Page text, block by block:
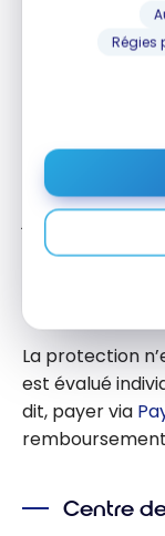
Régies
banques
en 1 à 2 jours
Le
couvre deux
jamais arrivé,
description.
La protection
est évalué
dit, payer via
Centre